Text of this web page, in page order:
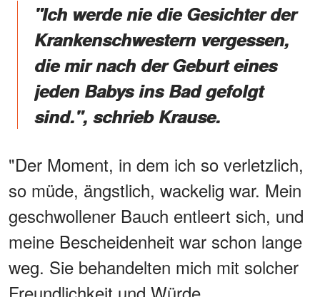
"Ich werde nie die Gesichter der
Krankenschwestern vergessen,
die mir nach der Geburt eines
jeden Babys ins Bad gefolgt
sind.", schrieb Krause.
"Der Moment, in dem ich so verletzlich,
so müde, ängstlich, wackelig war. Mein
geschwollener Bauch entleert sich, und
meine Bescheidenheit war schon lange
weg. Sie behandelten mich mit solcher